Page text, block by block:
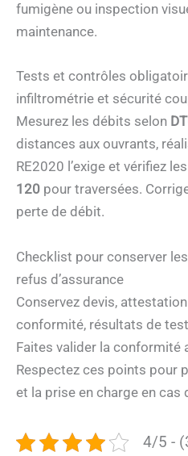
fumigène ou inspection
maintenance.
Tests et contrôles
infiltrométrie et sécurité
Mesurez les débits selon
distances aux ouvrants,
RE2020 l’exige et vérifiez
120 pour traversées.
perte de débit.
Checklist pour conserver
refus d’assurance
Conservez devis, attestation
conformité, résultats de
Faites valider la conformité
Respectez ces points pour
et la prise en charge en cas
4/5 -